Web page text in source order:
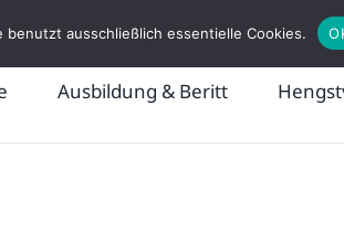
Ausbildung & Beritt
benutzt ausschließlich essentielle Cookies.